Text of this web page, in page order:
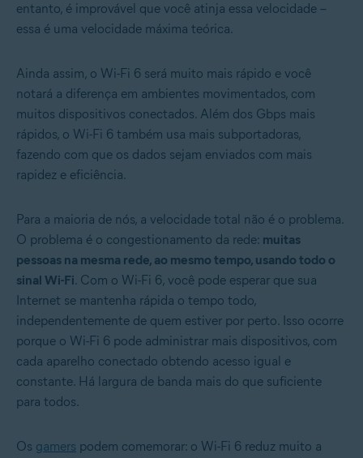
entanto, é improvável que você atinja essa velocidade –
essa é uma velocidade máxima teórica.
Ainda assim, o Wi-Fi 6 será muito mais rápido e você
notará a diferença em ambientes movimentados, com
muitos dispositivos conectados. Além dos Gbps mais
rápidos, o Wi-Fi 6 também usa mais subportadoras,
fazendo com que os dados sejam enviados com mais
rapidez e eficiência.
Para a maioria de nós, a velocidade total não é o problema.
O problema é o congestionamento da rede: muitas
pessoas na mesma rede, ao mesmo tempo, usando todo o
sinal Wi-Fi. Com o Wi-Fi 6, você pode esperar que sua
Internet se mantenha rápida o tempo todo,
independentemente de quem estiver por perto. Isso ocorre
porque o Wi-Fi 6 pode administrar mais dispositivos, com
cada aparelho conectado obtendo acesso igual e
constante. Há largura de banda mais do que suficiente
para todos.
Os gamers podem comemorar: o Wi-Fi 6 reduz muito a